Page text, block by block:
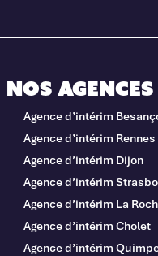
Nos
Agence d’intérim
Agence d’intérim Rennes
Agence d’intérim Dijon
Agence d’intérim
Agence d’intérim La
Agence d’intérim Cholet
Agence d’intérim